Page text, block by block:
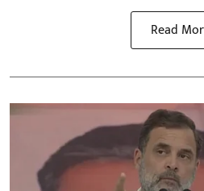
Read